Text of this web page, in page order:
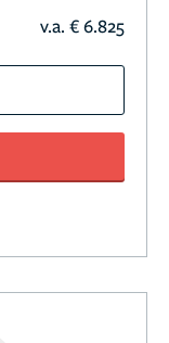
v.a. € 6.825